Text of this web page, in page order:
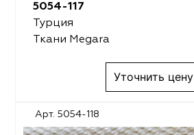
5054-117
Турция
Ткани Megara
Уточнить цену
Арт. 5054-118